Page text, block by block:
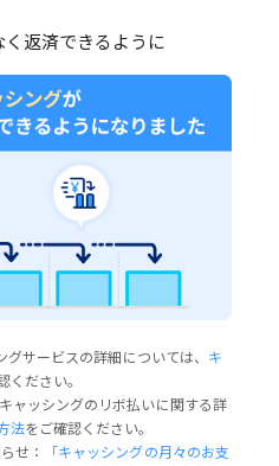
返済できるように
サービスの詳細については、 キ
ください。
ッシングのリボ払いに関する詳
法をご確認ください。
せ：
「キャッシングの月々のお支